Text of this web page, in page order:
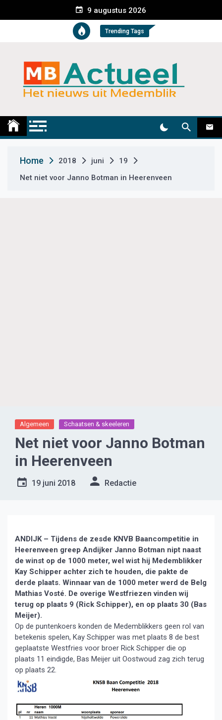
e
t
9 augustus 2026
Trending Tags
Medemblik Actueel
Home 2018 juni
19
Net niet voor Janno Botman in Heerenveen
Algemeen Schaatsen & skeeleren
Net niet voor Janno Botman
in Heerenveen
19 juni 2018 Redactie
ANDIJK – Tijdens de zesde KNVB Baancompetitie in
Heerenveen greep Andijker Janno Botman nipt naast
de winst op de 1000 meter, wel wist hij Medemblikker
Kay Schipper achter zich te houden, die pakte de
derde plaats. Winnaar van de 1000 meter werd de Belg
Mathias Vosté. De overige Westfriezen vinden wij
terug op plaats 9 (Rick Schipper), en op plaats 30 (Bas
Meijer).
Op de puntenkoers konden de Medemblikkers geen rol van
betekenis spelen, Kay Schipper was met plaats 8 de best
geplaatste Westfries voor broer Rick Schipper die op
plaats 11 eindigde, Bas Meijer uit Oostwoud zag zich terug
op plaats 22.